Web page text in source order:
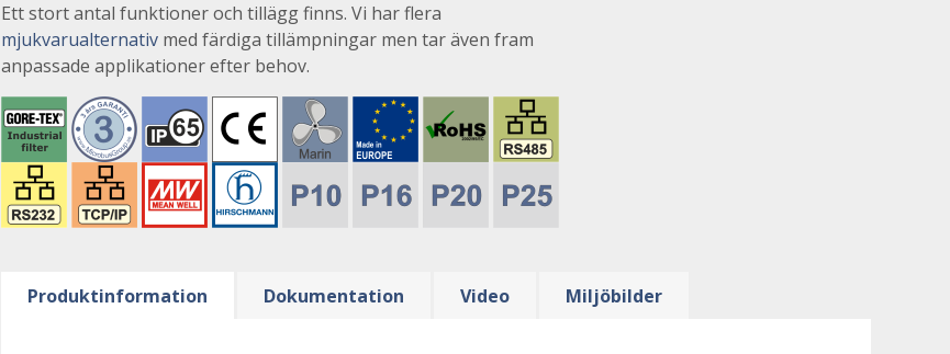
Ett stort antal funktioner och tillägg finns. Vi har flera
mjukvarualternativ med färdiga tillämpningar men tar även fram
anpassade applikationer efter behov.
Produktinformation Dokumentation Video Miljöbilder